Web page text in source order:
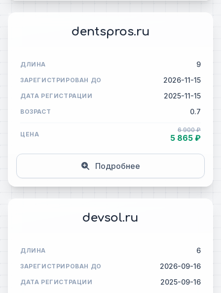
dentspros.ru
ДЛИНА 9
ЗАРЕГИСТРИРОВАН ДО 2026-11-15
ДАТА РЕГИСТРАЦИИ 2025-11-15
ВОЗРАСТ 0.7
ЦЕНА
6 900 ₽
5 865 ₽
Подробнее
devsol.ru
ДЛИНА 6
ЗАРЕГИСТРИРОВАН ДО 2026-09-16
ДАТА РЕГИСТРАЦИИ 2025-09-16